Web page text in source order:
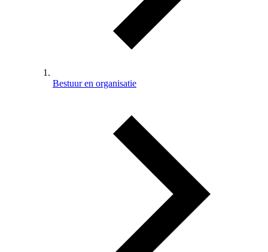
Bestuur en organisatie